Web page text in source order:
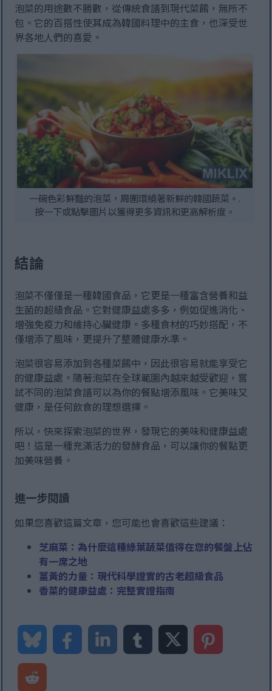
泡菜的用途數不勝數，從傳統食譜到現代菜餚，無所不
包。它的百搭性使其成為韓國料理中的主食，也深受世
界各地人們的喜愛。
一碗色彩鮮豔的泡菜，周圍環繞著新鮮的韓國蔬菜。.
按一下或點擊圖片以獲得更多資訊和更高解析度。
結論
泡菜不僅僅是一種韓國食品，它更是一種富含營養和益
生菌的超級食品。它對健康益處多多，例如促進消化、
增強免疫力和維持心臟健康。多種食材的巧妙搭配，不
僅增添了風味，更提升了整體健康水準。
泡菜很容易添加到各種菜餚中，因此很容易就能享受它
的健康益處。隨著泡菜在全球範圍內越來越受歡迎，嘗
試不同的泡菜食譜可以為你的餐點增添風味。它美味又
健康，是任何飲食的理想選擇。
所以，快來探索泡菜的世界，發現它的美味和健康益處
吧！這是一種充滿活力的發酵食品，可以讓你的餐點更
加美味營養。
進一步閱讀
如果您喜歡這篇文章，您可能也會喜歡這些建議：
芝麻菜：為什麼這種綠葉蔬菜值得在您的餐盤上佔
有一席之地
薑黃的力量：現代科學證實的古老超級食品
香菜的健康益處：完整實證指南